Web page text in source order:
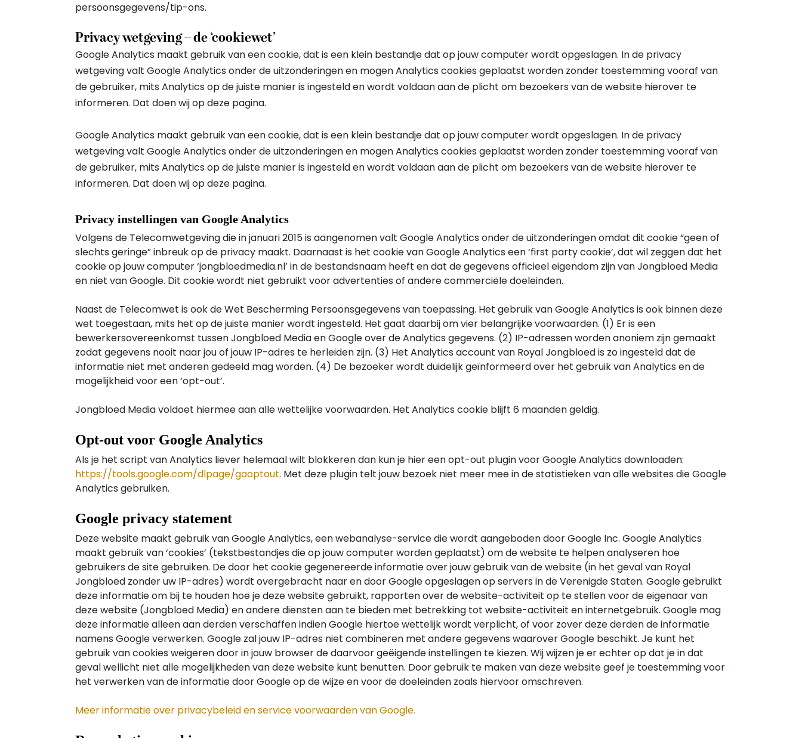
persoonsgegevens/tip-ons.
Privacy wetgeving – de ‘cookiewet’
Google Analytics maakt gebruik van een cookie, dat is een klein bestandje dat op jouw computer wordt opgeslagen. In de privacy
wetgeving valt Google Analytics onder de uitzonderingen en mogen Analytics cookies geplaatst worden zonder toestemming vooraf van
de gebruiker, mits Analytics op de juiste manier is ingesteld en wordt voldaan aan de plicht om bezoekers van de website hierover te
informeren. Dat doen wij op deze pagina.
Google Analytics maakt gebruik van een cookie, dat is een klein bestandje dat op jouw computer wordt opgeslagen. In de privacy
wetgeving valt Google Analytics onder de uitzonderingen en mogen Analytics cookies geplaatst worden zonder toestemming vooraf van
de gebruiker, mits Analytics op de juiste manier is ingesteld en wordt voldaan aan de plicht om bezoekers van de website hierover te
informeren. Dat doen wij op deze pagina.
Privacy instellingen van Google Analytics
Volgens de Telecomwetgeving die in januari 2015 is aangenomen valt Google Analytics onder de uitzonderingen omdat dit cookie “geen of
slechts geringe” inbreuk op de privacy maakt. Daarnaast is het cookie van Google Analytics een ‘first party cookie’, dat wil zeggen dat het
cookie op jouw computer ‘jongbloedmedia.nl’ in de bestandsnaam heeft en dat de gegevens officieel eigendom zijn van Jongbloed Media
en niet van Google. Dit cookie wordt niet gebruikt voor advertenties of andere commerciële doeleinden.
Naast de Telecomwet is ook de Wet Bescherming Persoonsgegevens van toepassing. Het gebruik van Google Analytics is ook binnen deze
wet toegestaan, mits het op de juiste manier wordt ingesteld. Het gaat daarbij om vier belangrijke voorwaarden. (1) Er is een
bewerkersovereenkomst tussen Jongbloed Media en Google over de Analytics gegevens. (2) IP-adressen worden anoniem zijn gemaakt
zodat gegevens nooit naar jou of jouw IP-adres te herleiden zijn. (3) Het Analytics account van Royal Jongbloed is zo ingesteld dat de
informatie niet met anderen gedeeld mag worden. (4) De bezoeker wordt duidelijk geïnformeerd over het gebruik van Analytics en de
mogelijkheid voor een ‘opt-out’.
Jongbloed Media voldoet hiermee aan alle wettelijke voorwaarden. Het Analytics cookie blijft 6 maanden geldig.
Opt-out voor Google Analytics
Als je het script van Analytics liever helemaal wilt blokkeren dan kun je hier een opt-out plugin voor Google Analytics downloaden:
https://tools.google.com/dlpage/gaoptout. Met deze plugin telt jouw bezoek niet meer mee in de statistieken van alle websites die Google
Analytics gebruiken.
Google privacy statement
Deze website maakt gebruik van Google Analytics, een webanalyse-service die wordt aangeboden door Google Inc. Google Analytics
maakt gebruik van ‘cookies’ (tekstbestandjes die op jouw computer worden geplaatst) om de website te helpen analyseren hoe
gebruikers de site gebruiken. De door het cookie gegenereerde informatie over jouw gebruik van de website (in het geval van Royal
Jongbloed zonder uw IP-adres) wordt overgebracht naar en door Google opgeslagen op servers in de Verenigde Staten. Google gebruikt
deze informatie om bij te houden hoe je deze website gebruikt, rapporten over de website-activiteit op te stellen voor de eigenaar van
deze website (Jongbloed Media) en andere diensten aan te bieden met betrekking tot website-activiteit en internetgebruik. Google mag
deze informatie alleen aan derden verschaffen indien Google hiertoe wettelijk wordt verplicht, of voor zover deze derden de informatie
namens Google verwerken. Google zal jouw IP-adres niet combineren met andere gegevens waarover Google beschikt. Je kunt het
gebruik van cookies weigeren door in jouw browser de daarvoor geëigende instellingen te kiezen. Wij wijzen je er echter op dat je in dat
geval wellicht niet alle mogelijkheden van deze website kunt benutten. Door gebruik te maken van deze website geef je toestemming voor
het verwerken van de informatie door Google op de wijze en voor de doeleinden zoals hiervoor omschreven.
Meer informatie over privacybeleid en service voorwaarden van Google.